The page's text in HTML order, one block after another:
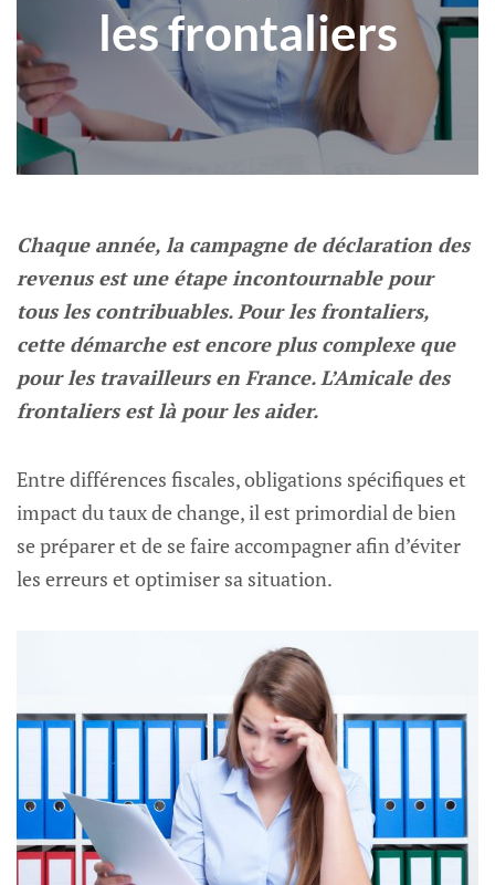
les frontaliers
Chaque année, la campagne de déclaration des
revenus est une étape incontournable pour
tous les contribuables. Pour les frontaliers,
cette démarche est encore plus complexe que
pour les travailleurs en France. L’Amicale des
frontaliers est là pour les aider.
Entre différences fiscales, obligations spécifiques et
impact du taux de change, il est primordial de bien
se préparer et de se faire accompagner afin d’éviter
les erreurs et optimiser sa situation.